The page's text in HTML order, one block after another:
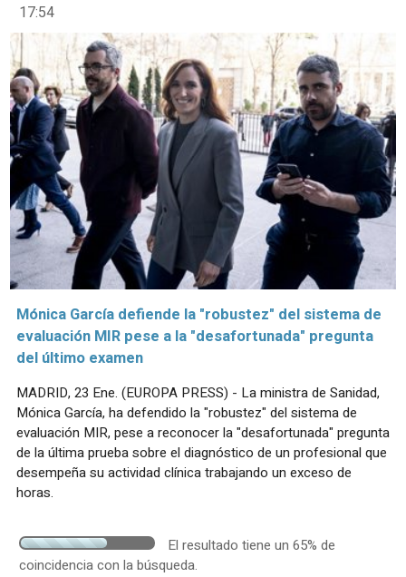
17:54
Mónica García defiende la "robustez" del sistema de
evaluación MIR pese a la "desafortunada" pregunta
del último examen
MADRID, 23 Ene. (EUROPA PRESS) - La ministra de Sanidad,
Mónica García, ha defendido la "robustez" del sistema de
evaluación MIR, pese a reconocer la "desafortunada" pregunta
de la última prueba sobre el diagnóstico de un profesional que
desempeña su actividad clínica trabajando un exceso de
horas.
El resultado tiene un 65% de
coincidencia con la búsqueda.